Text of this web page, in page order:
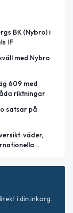
BK (Nybro) i
IF
med Nybro
609 med
riktningar
satsar på
väder,
i din inkorg.